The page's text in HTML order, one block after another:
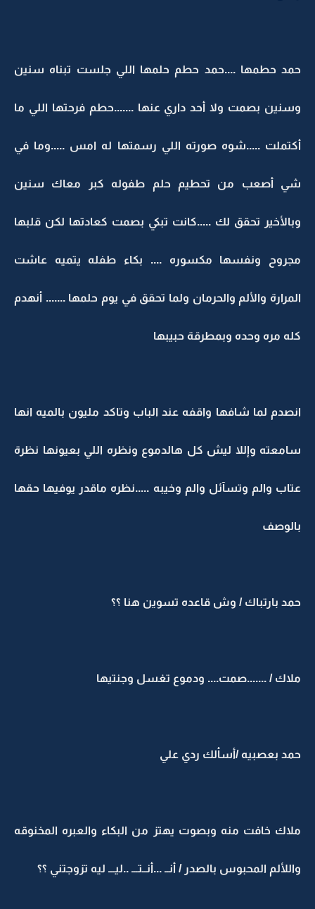
حمد حطمها ....حمد حطم حلمها اللي جلست تبناه سنين
وسنين بصمت ولا أحد داري عنها .......حطم فرحتها اللي ما
أكتملت .....شوه صورته اللي رسمتها له امس .....وما في
شي أصعب من تحطيم حلم طفوله كبر معاك سنين
وبالأخير تحقق لك .....كانت تبكي بصمت كعادتها لكن قلبها
مجروح ونفسها مكسوره .... بكاء طفله يتميه عاشت
المرارة والألم والحرمان ولما تحقق في يوم حلمها ....... أنهدم
كله مره وحده وبمطرقة حبيبها
انصدم لما شافها واقفه عند الباب وتاكد مليون بالميه انها
سامعته وإللا ليش كل هالدموع ونظره اللي بعيونها نظرة
عتاب والم وتسآئل والم وخيبه .....نظره ماقدر يوفيها حقها
بالوصف
حمد بارتباك / وش قاعده تسوين هنا ؟؟
ملاك / .......صمت.... ودموع تغسل وجنتيها
حمد بعصبيه /أسألك ردي علي
ملاك خافت منه وبصوت يهتز من البكاء والعبره المخنوقه
واللألم المحبوس بالصدر / أنــ ...أنــتـــ ..ليـــ ليه تزوجتني ؟؟